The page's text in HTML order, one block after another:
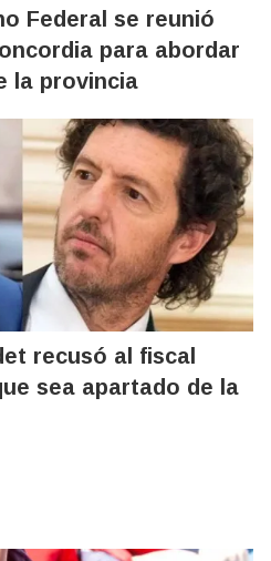
Federal se reunió
para abordar
la provincia
recusó al fiscal
sea apartado de la